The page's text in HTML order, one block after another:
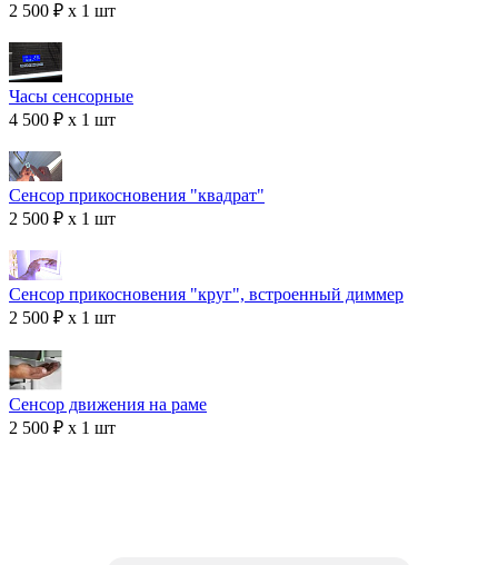
2 500 ₽ x 1 шт
Часы сенсорные
4 500 ₽ x 1 шт
Сенсор прикосновения "квадрат"
2 500 ₽ x 1 шт
Сенсор прикосновения "круг", встроенный диммер
2 500 ₽ x 1 шт
Сенсор движения на раме
2 500 ₽ x 1 шт